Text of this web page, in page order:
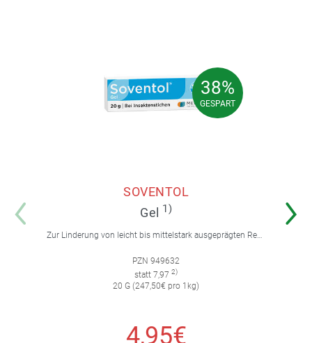
38%
GESPART
38%
GESPART
SOVENTOL
Gel 1)
Zur Linderung von leicht bis mittelstark ausgeprägten Reaktionen auf Insektenstiche mit Juckreiz.
PZN 949632
statt 7,97 2)
20 G (247,50€ pro 1kg)
4,95€